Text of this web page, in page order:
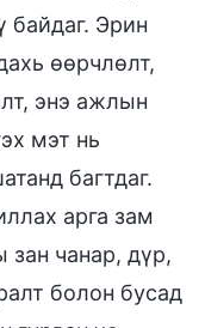
байдаг. Эрин
өөрчлөлт,
энэ ажлын
мэт нь
багтдаг.
арга зам
зан чанар, дүр,
болон бусад